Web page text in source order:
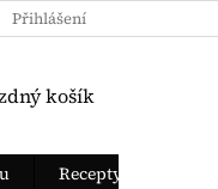
ZAPLATIT
Přihlášení
KOŠÍK
košík
Recepty